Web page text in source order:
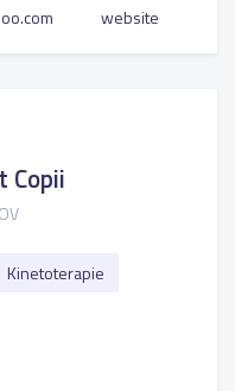
website
Copii
Kinetoterapie